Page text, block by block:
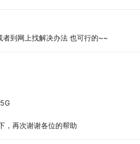
到网上找解决办法 也可行的~~
，再次谢谢各位的帮助